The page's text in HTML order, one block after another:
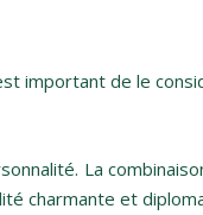
important de le
La
charmante et